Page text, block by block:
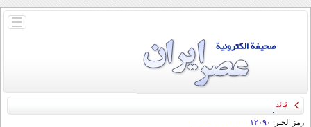
باز
قائد الحرس الثوري: إيران ستدمر أمريكا وإسرائيل والسعودية إذا تجاوزت خطوط طهران
الحمراء
رمز الخبر: ۱۲۰۹۰